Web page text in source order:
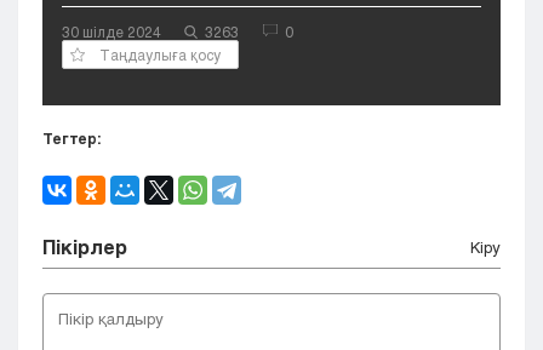
30 шілде 2024 3263
0
Таңдаулыға қосу
Тегтер:
Пікірлер Кіру